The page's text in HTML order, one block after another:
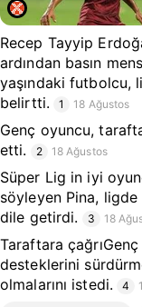
Recep Tayyip
ardından basın
yaşındaki futbolcu,
belirtti.
1 18 Ağustos
Genç oyuncu,
etti.
2 18 Ağustos
Süper Lig in iyi
söyleyen Pina, ligde
dile getirdi.
3 18
Taraftara
desteklerini
olmalarını istedi.
4